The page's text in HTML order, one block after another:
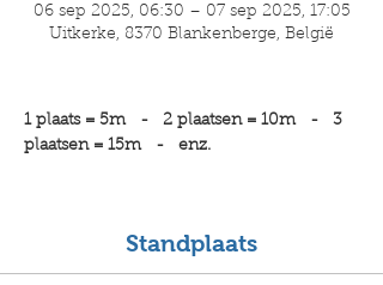
06 sep 2025, 06:30 – 07 sep 2025, 17:05
Uitkerke, 8370 Blankenberge, België
1 plaats = 5m   -   2 plaatsen = 10m   -   3
plaatsen = 15m   -   enz.
Standplaats